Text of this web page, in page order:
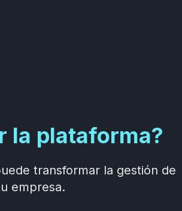
la plataforma?
transformar la gestión de
empresa.